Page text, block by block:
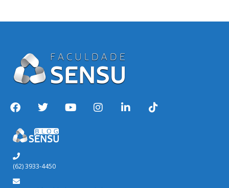
(62) 3933-4450